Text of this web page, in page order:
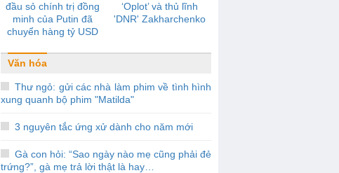
đầu sỏ chính trị đồng
minh của Putin đã
chuyển hàng tỷ USD
thế nào?
‘Oplot’ và thủ lĩnh
'DNR' Zakharchenko
Văn hóa
Thư ngỏ: gửi các nhà làm phim về tình hình
xung quanh bộ phim "Matilda"
3 nguyên tắc ứng xử dành cho năm mới
Gà con hỏi: “Sao ngày nào mẹ cũng phải đẻ
trứng?”, gà mẹ trả lời thật là hay…